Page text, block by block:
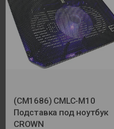
(CM1686) CMLC-M10
Подставка под ноутбук
CROWN